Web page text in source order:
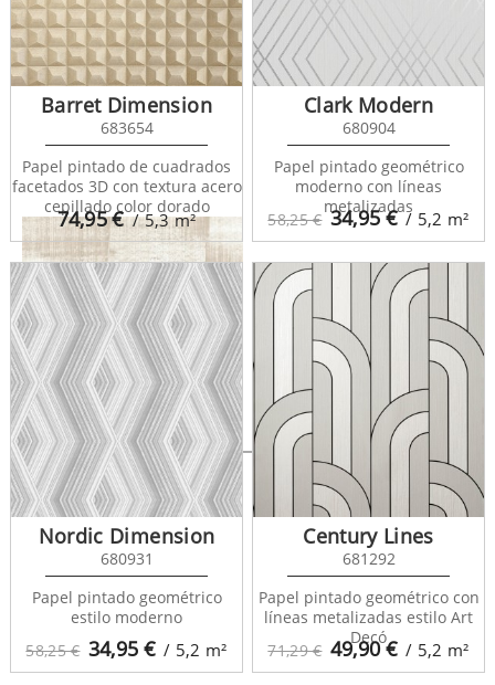
Hoxton 681463
Hoxton 681465
74,95€ / 5,3m²
Barret Dimension
683654
Papel pintado de cuadrados
facetados 3D con textura acero
cepillado color dorado
58,25 € 34,95€ / 5,2 m²
Clark Modern
680904
Papel pintado geométrico
moderno con líneas
metalizadas
58,25 € 34,95 € / 5,2 m²
Nordic Dimension
680931
Papel pintado geométrico
estilo moderno
71,29 € 49,90€ / 5,2 m²
Century Lines
681292
Papel pintado geométrico con
líneas metalizadas estilo Art
Decó